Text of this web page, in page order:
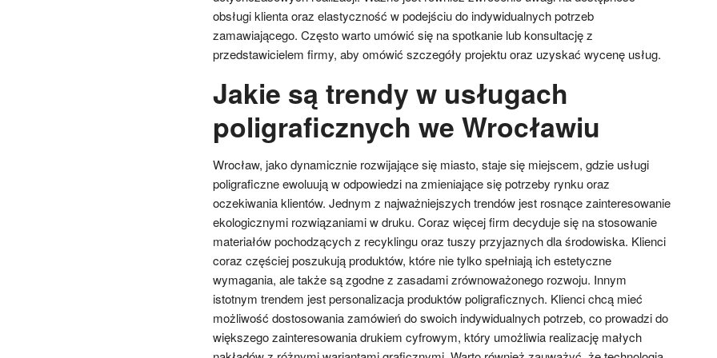
obsługi klienta oraz elastyczność w podejściu do indywidualnych potrzeb
zamawiającego. Często warto umówić się na spotkanie lub konsultację z
przedstawicielem firmy, aby omówić szczegóły projektu oraz uzyskać wycenę usług.
Jakie są trendy w usługach
poligraficznych we Wrocławiu
Wrocław, jako dynamicznie rozwijające się miasto, staje się miejscem, gdzie usługi
poligraficzne ewoluują w odpowiedzi na zmieniające się potrzeby rynku oraz
oczekiwania klientów. Jednym z najważniejszych trendów jest rosnące zainteresowanie
ekologicznymi rozwiązaniami w druku. Coraz więcej firm decyduje się na stosowanie
materiałów pochodzących z recyklingu oraz tuszy przyjaznych dla środowiska. Klienci
coraz częściej poszukują produktów, które nie tylko spełniają ich estetyczne
wymagania, ale także są zgodne z zasadami zrównoważonego rozwoju. Innym
istotnym trendem jest personalizacja produktów poligraficznych. Klienci chcą mieć
możliwość dostosowania zamówień do swoich indywidualnych potrzeb, co prowadzi do
większego zainteresowania drukiem cyfrowym, który umożliwia realizację małych